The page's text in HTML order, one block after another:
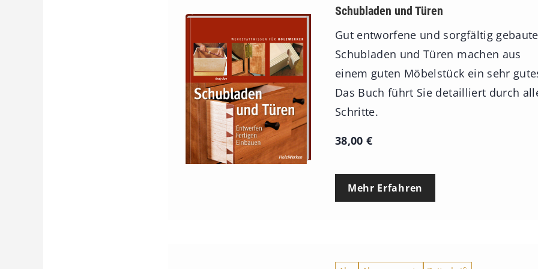
Schubladen und Türen
Gut entworfene und sorgfältig gebaute
Schubladen und Türen machen aus
einem guten Möbelstück ein sehr
Das Buch führt Sie detailliert durch
Schritte.
38,00 €
Mehr Erfahren